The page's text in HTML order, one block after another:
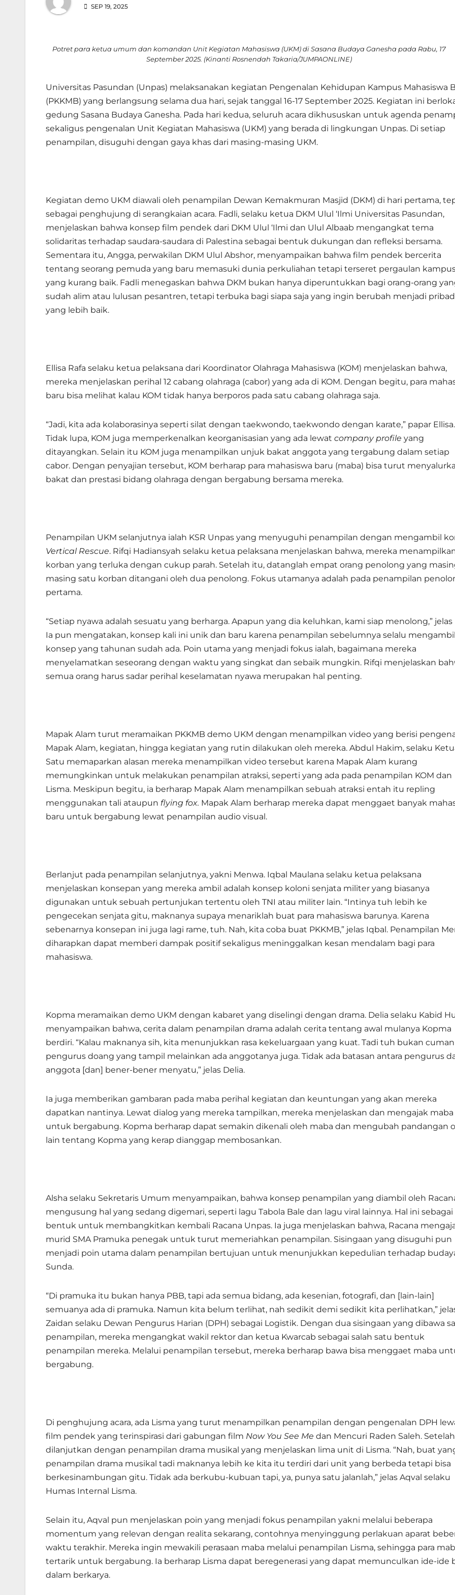
SEP 19, 2025
Potret para ketua umum dan komandan Unit Kegiatan Mahasiswa (UKM) di Sasana Budaya Ganesha pada Rabu, 17
September 2025. (Kinanti Rosnendah Takaria/JUMPAONLINE)
Universitas Pasundan (Unpas) melaksanakan kegiatan Pengenalan Kehidupan Kampus Mahasiswa
(PKKMB) yang berlangsung selama dua hari, sejak tanggal 16-17 September 2025. Kegiatan ini
gedung Sasana Budaya Ganesha. Pada hari kedua, seluruh acara dikhususkan untuk agenda
sekaligus pengenalan Unit Kegiatan Mahasiswa (UKM) yang berada di lingkungan Unpas. Di setiap
penampilan, disuguhi dengan gaya khas dari masing-masing UKM.
Kegiatan demo UKM diawali oleh penampilan Dewan Kemakmuran Masjid (DKM) di hari pertama,
sebagai penghujung di serangkaian acara. Fadli, selaku ketua DKM Ulul ‘Ilmi Universitas Pasundan,
menjelaskan bahwa konsep film pendek dari DKM Ulul ‘Ilmi dan Ulul Albaab mengangkat tema
solidaritas terhadap saudara-saudara di Palestina sebagai bentuk dukungan dan refleksi bersama.
Sementara itu, Angga, perwakilan DKM Ulul Abshor, menyampaikan bahwa film pendek bercerita
tentang seorang pemuda yang baru memasuki dunia perkuliahan tetapi terseret pergaulan
yang kurang baik. Fadli menegaskan bahwa DKM bukan hanya diperuntukkan bagi orang-orang
sudah alim atau lulusan pesantren, tetapi terbuka bagi siapa saja yang ingin berubah menjadi
yang lebih baik.
Ellisa Rafa selaku ketua pelaksana dari Koordinator Olahraga Mahasiswa (KOM) menjelaskan bahwa,
mereka menjelaskan perihal 12 cabang olahraga (cabor) yang ada di KOM. Dengan begitu, para
baru bisa melihat kalau KOM tidak hanya berporos pada satu cabang olahraga saja.
“Jadi, kita ada kolaborasinya seperti silat dengan taekwondo, taekwondo dengan karate,” papar Ellisa.
Tidak lupa, KOM juga memperkenalkan keorganisasian yang ada lewat company profile yang
ditayangkan. Selain itu KOM juga menampilkan unjuk bakat anggota yang tergabung dalam setiap
cabor. Dengan penyajian tersebut, KOM berharap para mahasiswa baru (maba) bisa turut
bakat dan prestasi bidang olahraga dengan bergabung bersama mereka.
Penampilan UKM selanjutnya ialah KSR Unpas yang menyuguhi penampilan dengan mengambil
Vertical Rescue. Rifqi Hadiansyah selaku ketua pelaksana menjelaskan bahwa, mereka
korban yang terluka dengan cukup parah. Setelah itu, datanglah empat orang penolong yang
masing satu korban ditangani oleh dua penolong. Fokus utamanya adalah pada penampilan
pertama.
“Setiap nyawa adalah sesuatu yang berharga. Apapun yang dia keluhkan, kami siap menolong,” jelas
Ia pun mengatakan, konsep kali ini unik dan baru karena penampilan sebelumnya selalu mengambil
konsep yang tahunan sudah ada. Poin utama yang menjadi fokus ialah, bagaimana mereka
menyelamatkan seseorang dengan waktu yang singkat dan sebaik mungkin. Rifqi menjelaskan
semua orang harus sadar perihal keselamatan nyawa merupakan hal penting.
Mapak Alam turut meramaikan PKKMB demo UKM dengan menampilkan video yang berisi
Mapak Alam, kegiatan, hingga kegiatan yang rutin dilakukan oleh mereka. Abdul Hakim, selaku
Satu memaparkan alasan mereka menampilkan video tersebut karena Mapak Alam kurang
memungkinkan untuk melakukan penampilan atraksi, seperti yang ada pada penampilan KOM dan
Lisma. Meskipun begitu, ia berharap Mapak Alam menampilkan sebuah atraksi entah itu repling
menggunakan tali ataupun flying fox. Mapak Alam berharap mereka dapat menggaet banyak
baru untuk bergabung lewat penampilan audio visual.
Berlanjut pada penampilan selanjutnya, yakni Menwa. Iqbal Maulana selaku ketua pelaksana
menjelaskan konsepan yang mereka ambil adalah konsep koloni senjata militer yang biasanya
digunakan untuk sebuah pertunjukan tertentu oleh TNI atau militer lain. “Intinya tuh lebih ke
pengecekan senjata gitu, maknanya supaya menariklah buat para mahasiswa barunya. Karena
sebenarnya konsepan ini juga lagi rame, tuh. Nah, kita coba buat PKKMB,” jelas Iqbal. Penampilan
diharapkan dapat memberi dampak positif sekaligus meninggalkan kesan mendalam bagi para
mahasiswa.
Kopma meramaikan demo UKM dengan kabaret yang diselingi dengan drama. Delia selaku Kabid
menyampaikan bahwa, cerita dalam penampilan drama adalah cerita tentang awal mulanya Kopma
berdiri. “Kalau maknanya sih, kita menunjukkan rasa kekeluargaan yang kuat. Tadi tuh bukan cuman
pengurus doang yang tampil melainkan ada anggotanya juga. Tidak ada batasan antara pengurus
anggota [dan] bener-bener menyatu,” jelas Delia.
Ia juga memberikan gambaran pada maba perihal kegiatan dan keuntungan yang akan mereka
dapatkan nantinya. Lewat dialog yang mereka tampilkan, mereka menjelaskan dan mengajak maba
untuk bergabung. Kopma berharap dapat semakin dikenali oleh maba dan mengubah pandangan
lain tentang Kopma yang kerap dianggap membosankan.
Alsha selaku Sekretaris Umum menyampaikan, bahwa konsep penampilan yang diambil oleh
mengusung hal yang sedang digemari, seperti lagu Tabola Bale dan lagu viral lainnya. Hal ini sebagai
bentuk untuk membangkitkan kembali Racana Unpas. Ia juga menjelaskan bahwa, Racana
murid SMA Pramuka penegak untuk turut memeriahkan penampilan. Sisingaan yang disuguhi pun
menjadi poin utama dalam penampilan bertujuan untuk menunjukkan kepedulian terhadap
Sunda.
“Di pramuka itu bukan hanya PBB, tapi ada semua bidang, ada kesenian, fotografi, dan [lain-lain]
semuanya ada di pramuka. Namun kita belum terlihat, nah sedikit demi sedikit kita perlihatkan,”
Zaidan selaku Dewan Pengurus Harian (DPH) sebagai Logistik. Dengan dua sisingaan yang dibawa
penampilan, mereka mengangkat wakil rektor dan ketua Kwarcab sebagai salah satu bentuk
penampilan mereka. Melalui penampilan tersebut, mereka berharap bawa bisa menggaet maba
bergabung.
Di penghujung acara, ada Lisma yang turut menampilkan penampilan dengan pengenalan DPH
film pendek yang terinspirasi dari gabungan film Now You See Me dan Mencuri Raden Saleh.
dilanjutkan dengan penampilan drama musikal yang menjelaskan lima unit di Lisma. “Nah, buat
penampilan drama musikal tadi maknanya lebih ke kita itu terdiri dari unit yang berbeda tetapi bisa
berkesinambungan gitu. Tidak ada berkubu-kubuan tapi, ya, punya satu jalanlah,” jelas Aqval selaku
Humas Internal Lisma.
Selain itu, Aqval pun menjelaskan poin yang menjadi fokus penampilan yakni melalui beberapa
momentum yang relevan dengan realita sekarang, contohnya menyinggung perlakuan aparat
waktu terakhir. Mereka ingin mewakili perasaan maba melalui penampilan Lisma, sehingga para
tertarik untuk bergabung. Ia berharap Lisma dapat beregenerasi yang dapat memunculkan ide-ide
dalam berkarya.